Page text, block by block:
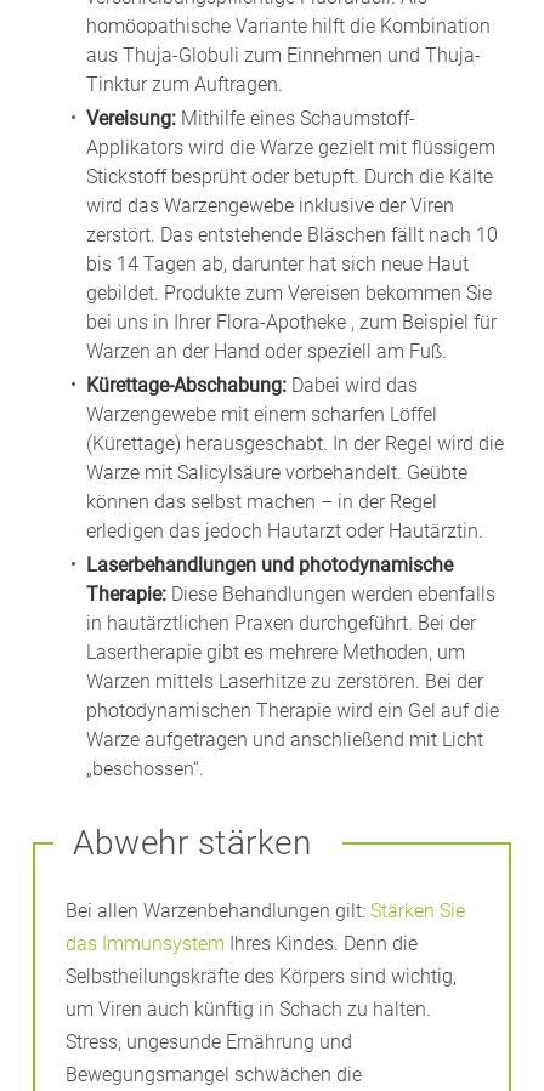
homöopathische Variante hilft die Kombination
aus Thuja-Globuli zum Einnehmen und Thuja-
Tinktur zum Auftragen.
Vereisung: Mithilfe eines Schaumstoff-
Applikators wird die Warze gezielt mit flüssigem
Stickstoff besprüht oder betupft. Durch die Kälte
wird das Warzengewebe inklusive der Viren
zerstört. Das entstehende Bläschen fällt nach 10
bis 14 Tagen ab, darunter hat sich neue Haut
gebildet. Produkte zum Vereisen bekommen Sie
bei uns in Ihrer Flora-Apotheke , zum Beispiel für
Warzen an der Hand oder speziell am Fuß.
Kürettage-Abschabung: Dabei wird das
Warzengewebe mit einem scharfen Löffel
(Kürettage) herausgeschabt. In der Regel wird die
Warze mit Salicylsäure vorbehandelt. Geübte
können das selbst machen – in der Regel
erledigen das jedoch Hautarzt oder Hautärztin.
Laserbehandlungen und photodynamische
Therapie: Diese Behandlungen werden ebenfalls
in hautärztlichen Praxen durchgeführt. Bei der
Lasertherapie gibt es mehrere Methoden, um
Warzen mittels Laserhitze zu zerstören. Bei der
photodynamischen Therapie wird ein Gel auf die
Warze aufgetragen und anschließend mit Licht
„beschossen“.
Abwehr stärken
Bei allen Warzenbehandlungen gilt: Stärken Sie
das Immunsystem Ihres Kindes. Denn die
Selbstheilungskräfte des Körpers sind wichtig,
um Viren auch künftig in Schach zu halten.
Stress, ungesunde Ernährung und
Bewegungsmangel schwächen die